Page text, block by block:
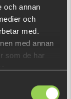
och annan
och
med.
med annan
som de har
1 with
card